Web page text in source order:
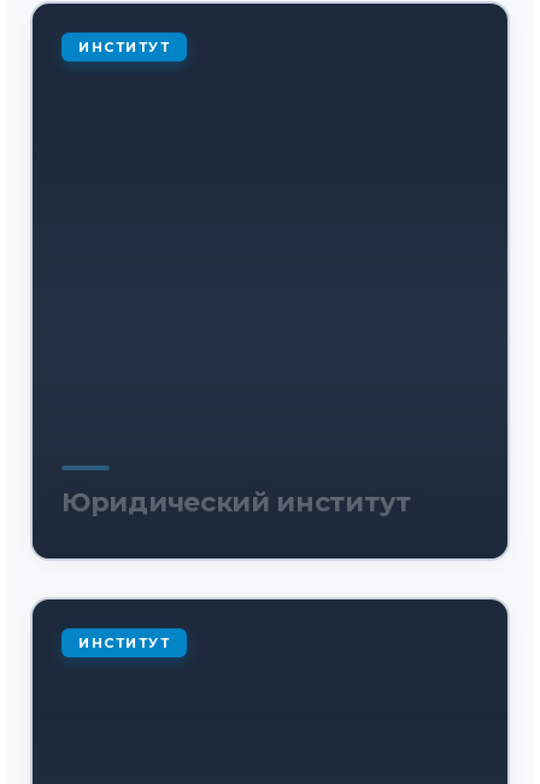
Юридический институт
ИНСТИТУТ
ИНСТИТУТ